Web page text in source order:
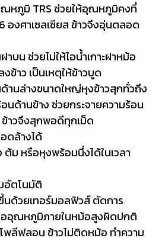
หภูมิ TRS ช่วยให้อุณหภูมิคงที่
องศาเซลเซียส ข้าวจึงอุ่นตลอด
บน ช่วยไม่ให้ไอน้ำเกาะฝาหม้อ
ข้าว เป็นเหตุให้ข้าวบูด
านล่างขนาดใหญ่หุงข้าวสุกทั่วถึง
นด้านข้าง ช่วยกระจายความร้อน
าวจึงสุกพอดีทุกเม็ด
ดล้างได้
ต้ม หรือหุงพร้อมนึ่งได้ในเวลา
อัตโนมัติ
ด้วยเทอร์มอลฟิวส์ ตัดการ
ออุณหภูมิภายในหม้อสูงผิดปกติ
พลีฟลอน ข้าวไม่ติดหม้อ ทำความ